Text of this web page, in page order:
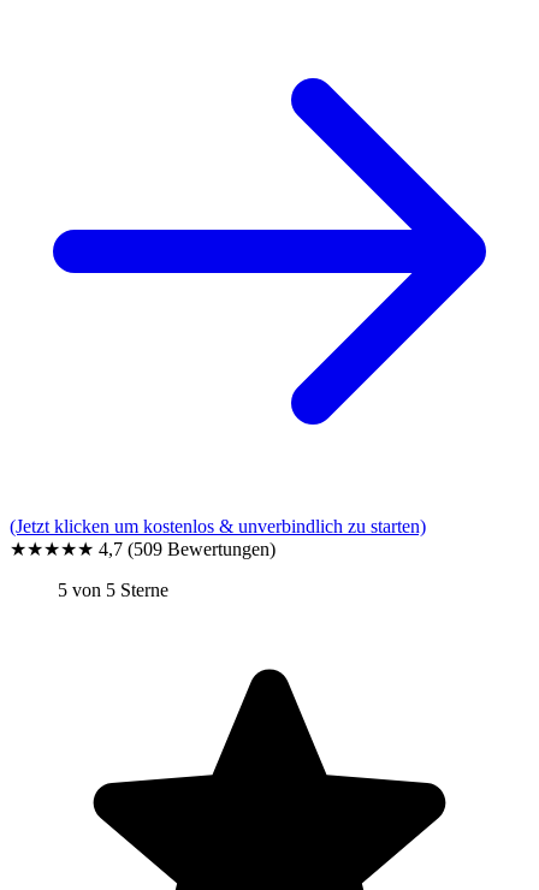
(Jetzt klicken um kostenlos & unverbindlich zu starten)
★★★★★ 4,7 (509 Bewertungen)
5 von 5 Sterne